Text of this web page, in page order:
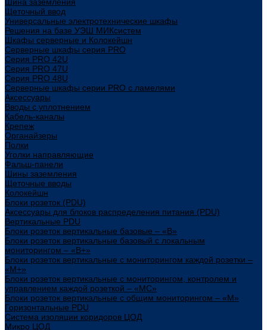
Щеточный ввод
Универсальные электротехнические шкафы
Решения на базе УЭШ МИКсистем
Шкафы серверные и Колокейшн
Серверные шкафы серия PRO
Серия PRO 42U
Серия PRO 47U
Серия PRO 48U
Серверные шкафы серии PRO с ламелями
Аксессуары
Вводы с уплотнением
Кабель-каналы
Крепеж
Органайзеры
Полки
Уголки направляющие
Фальш-панели
Шины заземления
Щеточные вводы
Колокейшн
Блоки розеток (PDU)
Аксессуары для блоков распределения питания (PDU)
Вертикальные PDU
Блоки розеток вертикальные базовые – «В»
Блоки розеток вертикальные базовый с локальным
мониторингом – «В+»
Блоки розеток вертикальные с мониторингом каждой розетки –
«М+»
Блоки розеток вертикальные с мониторингом, контролем и
управлением каждой розеткой – «МС»
Блоки розеток вертикальные с общим мониторингом – «М»
Горизонтальные PDU
Система изоляции коридоров ЦОД
Микро ЦОД